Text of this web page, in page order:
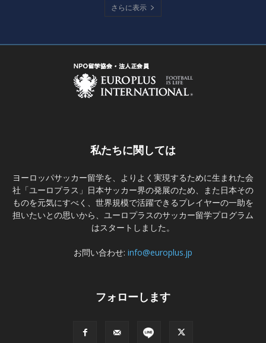
さらに表示
私たちに関しては
ヨーロッパサッカー留学を、よりよく実現するために生まれた会
社「ユーロプラス」日本サッカー界の発展のため、また日本その
ものを元気にすべく、世界規模で活躍できるプレイヤーの一助を
担いたいとの思いから、ユーロプラスのサッカー留学プログラム
はスタートしました。
お問い合わせ: info@europlus.jp
フォローします